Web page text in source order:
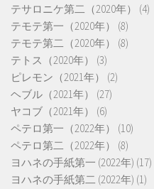
テサロニケ第二（2020年）
(4)
テモテ第一（2020年）
(8)
テモテ第二（2020年）
(8)
テトス（2020年）
(3)
ピレモン（2021年）
(2)
ヘブル（2021年）
(27)
ヤコブ（2021年）
(6)
ペテロ第一（2022年）
(10)
ペテロ第二（2022年）
(8)
ヨハネの手紙第一 (2022年) (17)
ヨハネの手紙第二 (2022年) (1)